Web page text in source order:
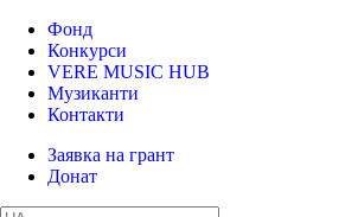
Фонд
Конкурси
VERE MUSIC HUB
Музиканти
Контакти
Заявка на грант
Донат